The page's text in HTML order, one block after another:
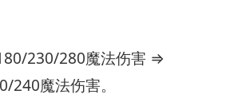
230/280魔法伤害 ⇒
魔法伤害。